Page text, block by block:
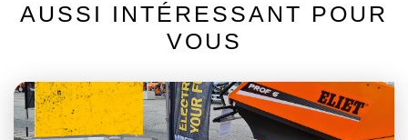
AUSSI INTÉRESSANT POUR
VOUS